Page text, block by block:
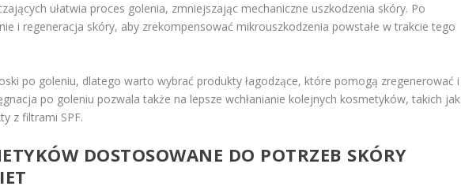
ułatwia proces golenia, zmniejszając mechaniczne uszkodzenia skóry. Po
i regeneracja skóry, aby zrekompensować mikrouszkodzenia powstałe w trakcie tego
po goleniu, dlatego warto wybrać produkty łagodzące, które pomogą zregenerować i
po goleniu pozwala także na lepsze wchłanianie kolejnych kosmetyków, takich jak
z filtrami SPF.
DOSTOSOWANE DO POTRZEB SKÓRY